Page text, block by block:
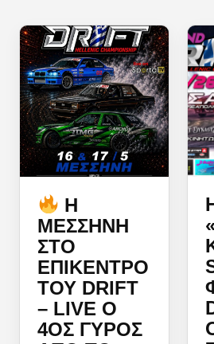
Η
ΜΕΣΣΉΝΗ
ΣΤΟ
ΕΠΊΚΕΝΤΡΟ
ΤΟΥ DRIFT
– LIVE Ο
4ΟΣ ΓΎΡΟΣ